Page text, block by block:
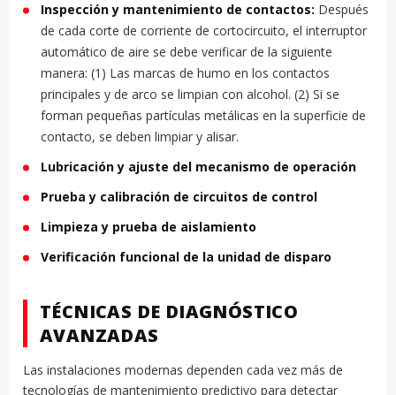
Inspección y mantenimiento de contactos: Después
de cada corte de corriente de cortocircuito, el interruptor
automático de aire se debe verificar de la siguiente
manera: (1) Las marcas de humo en los contactos
principales y de arco se limpian con alcohol. (2) Si se
forman pequeñas partículas metálicas en la superficie de
contacto, se deben limpiar y alisar.
Lubricación y ajuste del mecanismo de operación
Prueba y calibración de circuitos de control
Limpieza y prueba de aislamiento
Verificación funcional de la unidad de disparo
TÉCNICAS DE DIAGNÓSTICO
AVANZADAS
Las instalaciones modernas dependen cada vez más de
tecnologías de mantenimiento predictivo para detectar